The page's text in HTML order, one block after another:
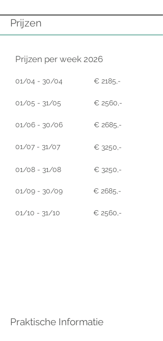
Prijzen
Prijzen per week 2026
01/04 - 30/04 € 2185,-
01/05 - 31/05 € 2560,-
01/06 - 30/06 € 2685,-
01/07 - 31/07 € 3250,-
01/08 - 31/08 € 3250,-
01/09 - 30/09 € 2685,-
01/10 - 31/10 € 2560,-
Praktische Informatie